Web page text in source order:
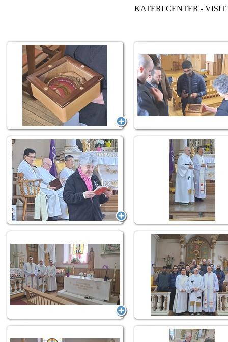
KATERI CENTER -